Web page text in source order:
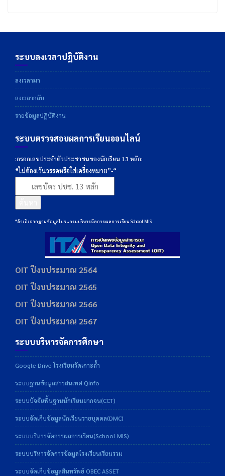
ระบบลงเวลาปฏิบัติงาน
ลงเวลามา
ลงเวลากลับ
รายข้อมูลปฏิบัติงาน
ระบบตรวจสอบผลการเรียนออนไลน์
:กรอกเลขประจำตัวประชาชนของนักเรียน 13 หลัก:
*ไม่ต้องเว้นวรรคหรือใส่เครื่องหมาย”-“
*อ้างอิงจากฐานข้อมูลโปรแกรมบริหารจัดการผลการเรียน School MIS
OIT ปีงบประมาณ 2564
OIT ปีงบประมาณ 2565
OIT ปีงบประมาณ 2566
OIT ปีงบประมาณ 2567
ระบบบริหารจัดการศึกษา
Google Drive โรงเรียนวัดเกาะถ้ำ
ระบบฐานข้อมูลสารสนเทศ Qinfo
ระบบปัจจัยพื้นฐานนักเรียนยากจน(CCT)
ระบบจัดเก็บข้อมูลนักเรียนรายบุคคล(DMC)
ระบบบริหารจัดการผลการเรียน(School MIS)
ระบบบริหารจัดการข้อมูลโรงเรียนเรียนรวม
ระบบจัดเก็บข้อมูลสินทรัพย์ OBEC ASSET